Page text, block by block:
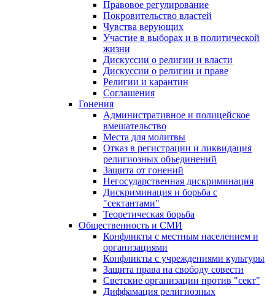
Правовое регулирование
Покровительство властей
Чувства верующих
Участие в выборах и в политической
жизни
Дискуссии о религии и власти
Дискуссии о религии и праве
Религии и карантин
Соглашения
Гонения
Административное и полицейское
вмешательство
Места для молитвы
Отказ в регистрации и ликвидация
религиозных объединений
Защита от гонений
Негосударственная дискриминация
Дискриминация и борьба с
"сектантами"
Теоретическая борьба
Общественность и СМИ
Конфликты с местным населением и
организациями
Конфликты с учреждениями культуры
Защита права на свободу совести
Светские организации против "сект"
Диффамация религиозных